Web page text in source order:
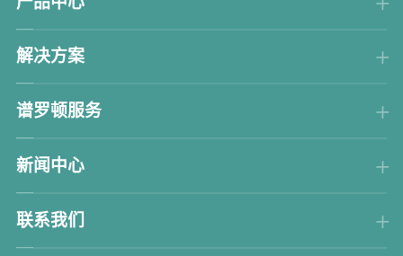
解决方案
谱罗顿服务
新闻中心
联系我们